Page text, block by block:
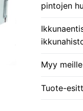
pintojen
Myy
Tuote-